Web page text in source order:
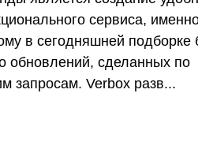
сервиса,
в сегодняшней подборке
обновлений, сделанных по
запросам. Verbox разв...